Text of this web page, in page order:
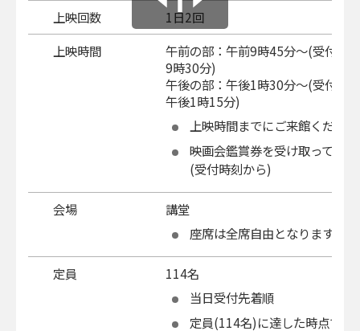
上映回数
1日2回
上映時間
午前の部：午前9時45分～(受付
9時30分)
午後の部：午後1時30分～(受付
午後1時15分)
上映時間までにご来館くださ
映画会鑑賞券を受け取ってく
(受付時刻から)
会場
講堂
座席は全席自由となります。
定員
114名
当日受付先着順
定員(114名)に達した時点で、